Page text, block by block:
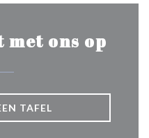
met ons op
TAFEL